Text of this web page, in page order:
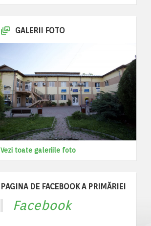
GALERII FOTO
Vezi toate galeriile foto
PAGINA DE FACEBOOK A PRIMĂRIEI
Facebook